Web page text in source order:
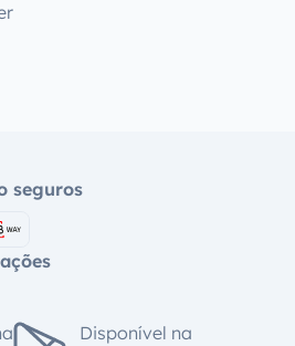
seguros
Disponível na